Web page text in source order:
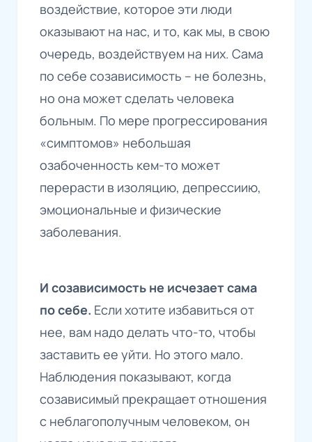
воздействие, которое эти люди
оказывают на нас, и то, как мы, в свою
очередь, воздействуем на них. Сама
по себе созависимость – не болезнь,
но она может сделать человека
больным. По мере прогрессирования
«симптомов» небольшая
озабоченность кем-то может
перерасти в изоляцию, депрессиию,
эмоциональные и физические
заболевания.
И созависимость не исчезает сама
по себе. Если хотите избавиться от
нее, вам надо делать что-то, чтобы
заставить ее уйти. Но этого мало.
Наблюдения показывают, когда
созависимый прекращает отношения
с неблагополучным человеком, он